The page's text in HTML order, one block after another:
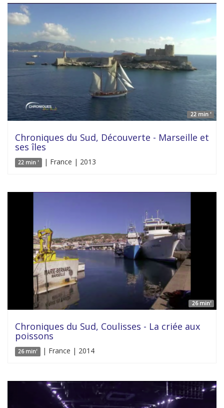
22 min '
Chroniques du Sud, Découverte - Marseille et
ses îles
22 min ' | France | 2013
26 min'
Chroniques du Sud, Coulisses - La criée aux
poissons
26 min' | France | 2014